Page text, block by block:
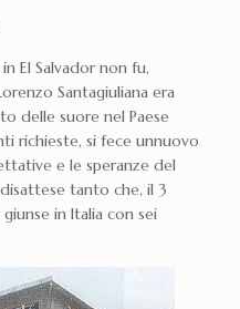
El Salvador non fu,
Santagiuliana era
delle suore nel Paese
richieste, si fece unnuovo
e le speranze del
tanto che, il 3
in Italia con sei